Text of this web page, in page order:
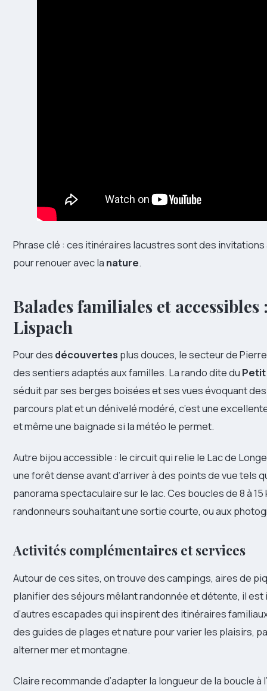
Phrase clé : ces itinéraires lacustres sont des
pour renouer avec la nature.
Balades familiales et
Lispach
Pour des découvertes plus douces, le secteur de
des sentiers adaptés aux familles. La rando dite du Petit
séduit par ses berges boisées et ses vues évoquant
parcours plat et un dénivelé modéré, c’est une
et même une baignade si la météo le permet.
Autre bijou accessible : le circuit qui relie le Lac de
une forêt dense avant d’arriver à des points de vue tels
panorama spectaculaire sur le lac. Ces boucles de 8 à
randonneurs souhaitant une sortie courte, ou aux
Activités complémentaires et services
Autour de ces sites, on trouve des campings, aires de
planifier des séjours mêlant randonnée et détente, il
d’autres escapades qui inspirent des itinéraires
des guides de plages et nature pour varier les plaisirs,
alterner mer et montagne.
Claire recommande d’adapter la longueur de la boucle